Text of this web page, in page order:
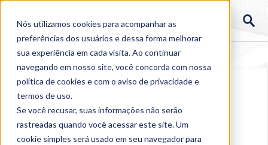
Nós utilizamos cookies para acompanhar as
preferências dos usuários e dessa forma melhorar
sua experiência em cada visita. Ao continuar
navegando em nosso site, você concorda com nossa
política de cookies e com o aviso deprivacidade e
termos de uso.
Se você recusar, suas informações não serão
rastreadas quando você acessar este site. Um
cookie simples será usado em seu navegador para